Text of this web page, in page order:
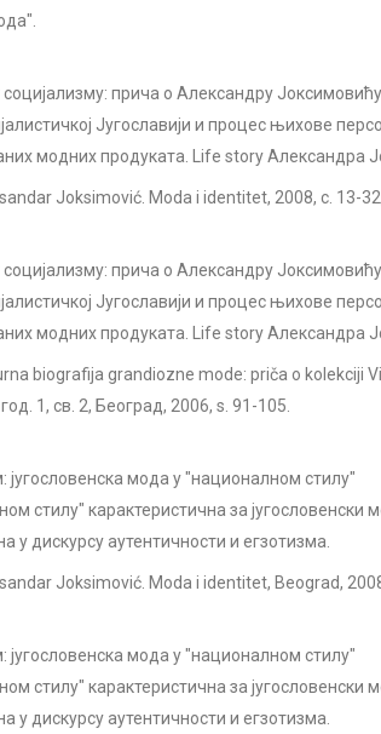
прича о Александру Јоксимовићу
Југославији и процес њихове
модних продуката. Life story Александра
Joksimović. Moda i identitet, 2008, с. 13-
прича о Александру Јоксимовићу
Југославији и процес њихове
модних продуката. Life story Александра
biografija grandiozne mode: priča o kolekciji
1, св. 2, Београд, 2006, s. 91-105.
југословенска мода у "националном стилу"
стилу" карактеристична за југословенски
у дискурсу аутентичности и егзотизма.
Joksimović. Moda i identitet, Beograd,
југословенска мода у "националном стилу"
стилу" карактеристична за југословенски
у дискурсу аутентичности и егзотизма.